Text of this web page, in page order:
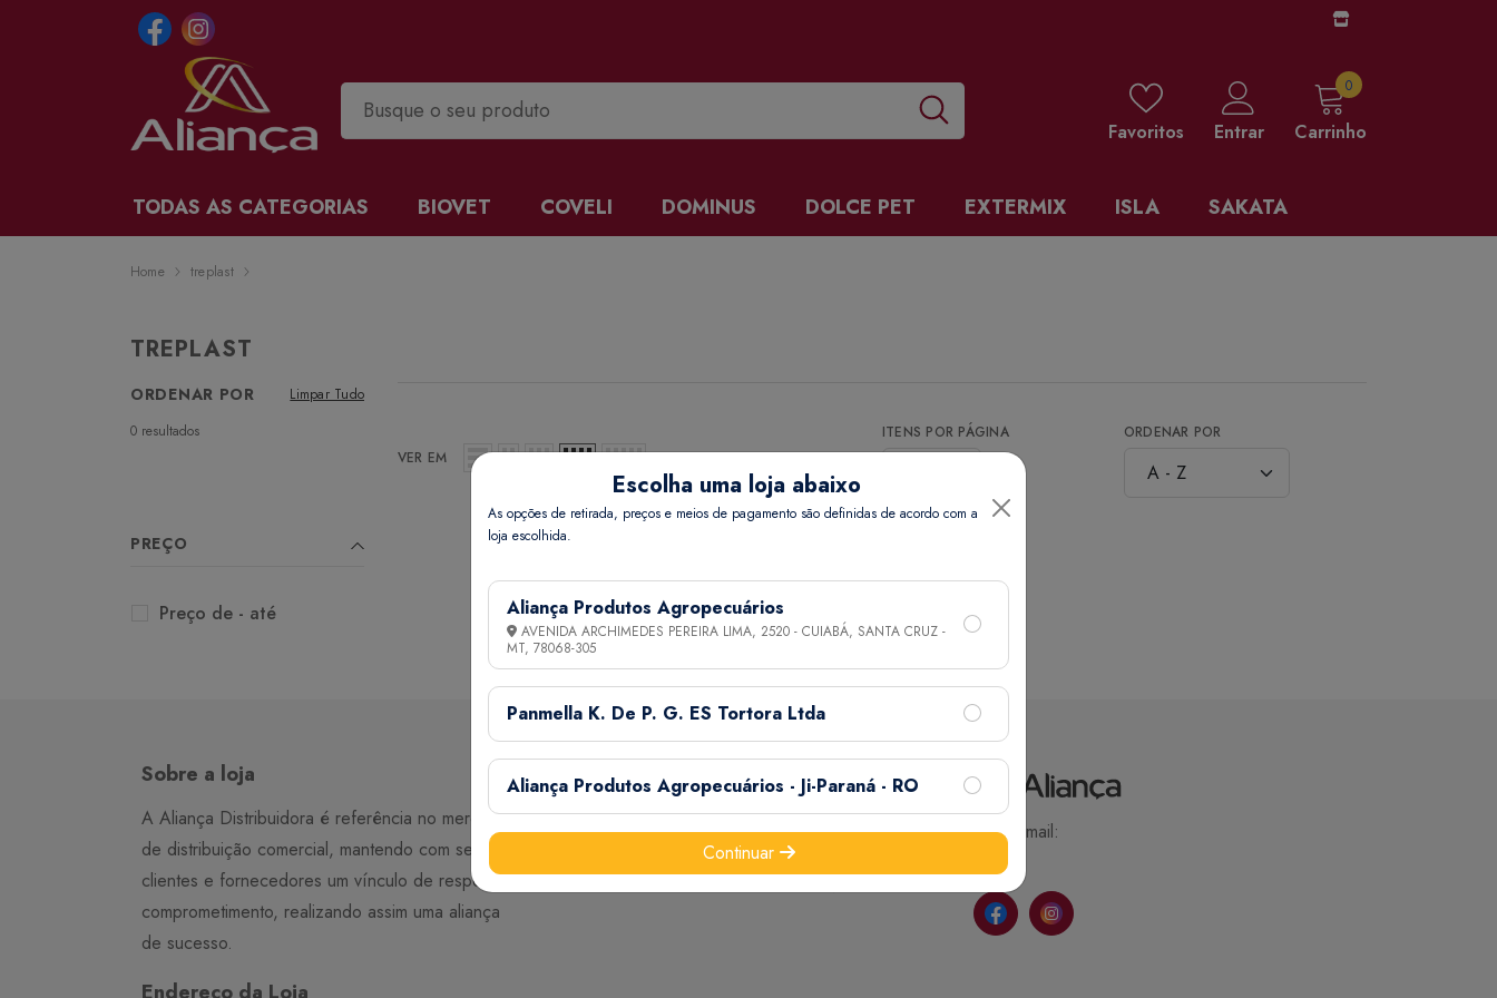
Favoritos Entrar Carrinho
00 items
TODAS AS CATEGORIAS BIOVET COVELI DOMINUS DOLCE PET EXTERMIX ISLA SAKATA
Home treplast
TREPLAST
ORDENAR POR
Limpar Tudo
0 resultados
PREÇO
Preço de - até
VER EM
ITENS POR PÁGINA ORDENAR POR
Sobre a loja
A Aliança Distribuidora é referência no mercado
de distribuição comercial, mantendo com seus
clientes e fornecedores um vínculo de respeito e
comprometimento, realizando assim uma aliança
de sucesso.
Informações
Termos de Uso
Privacidade
Ajuda
Minha Conta
Meus Pedidos
Meus Favoritos
Email:
Escolha uma loja abaixo
As opções de retirada, preços e meios de pagamento são definidas de acordo com a
loja escolhida.
Aliança Produtos Agropecuários
AVENIDA ARCHIMEDES PEREIRA LIMA, 2520 - CUIABÁ, SANTA CRUZ -
MT, 78068-305
Panmella K. De P. G. ES Tortora Ltda
Aliança Produtos Agropecuários - Ji-Paraná - RO
Continuar